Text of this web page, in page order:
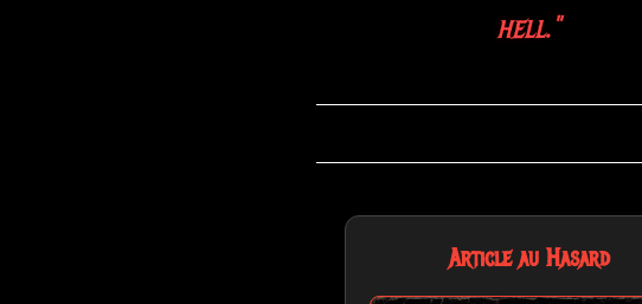
hell."
Article au Hasard